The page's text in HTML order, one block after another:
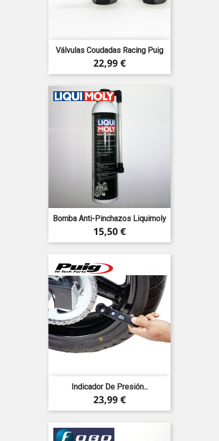
Válvulas Coudadas Racing Puig
Precio
22,99 €
Bomba Anti-Pinchazos Liquimoly
Precio
15,50 €
Indicador De Presión...
Precio
23,99 €